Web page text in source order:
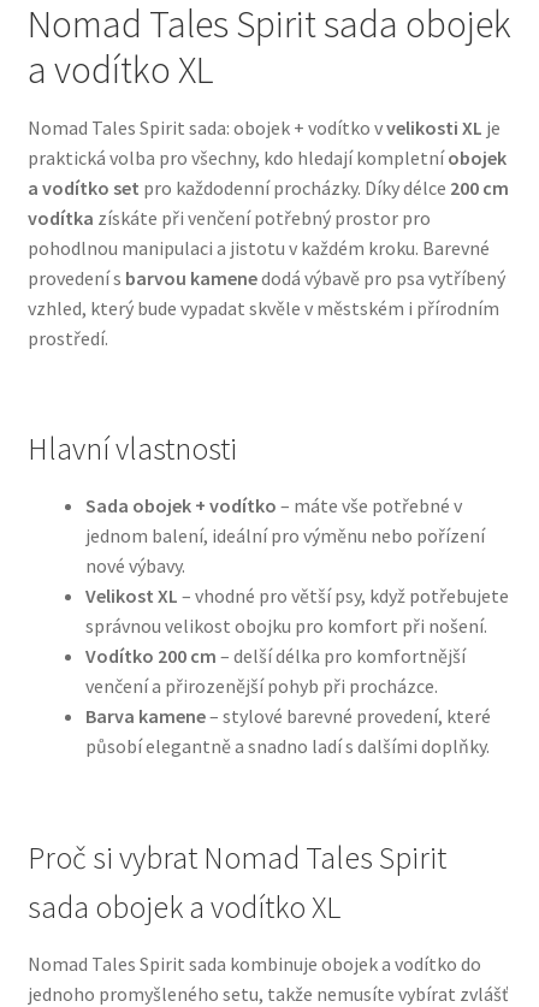
Bozita pro psy — Švédské krmivo s nordickou kvalitou
Brit pro psy
Granule pro psy
Natural Trainer pro psy — Italské krmivo s
přírodními složkami
Happy Dog — Německá kvalita a přirozené složení
Konzervy a kapsičky pro psy
N&D Farmina pro psy — Italské holistic krmivo
Oblečky pro psy
Pamlsky pro psy
Ortopedické pelíšky
Přepravky pro psy
Purizon pro psy — Vysoký obsah masa, bez obilovin
Nomad Tales Spirit sada obojek
a vodítko XL
Nomad Tales Spirit sada: obojek + vodítko vvelikosti XL je
praktická volba pro všechny, kdo hledají kompletníobojek
a vodítko set pro každodenní procházky. Díky délce 200 cm
vodítka získáte při venčení potřebný prostor pro
pohodlnou manipulaci a jistotu v každém kroku. Barevné
provedení s barvou kamenedodá výbavě pro psa vytříbený
vzhled, který bude vypadat skvěle v městském i přírodním
prostředí.
Hlavní vlastnosti
Sada obojek + vodítko – máte vše potřebné v
jednom balení, ideální pro výměnu nebo pořízení
nové výbavy.
Velikost XL – vhodné pro větší psy, když potřebujete
správnou velikost obojku pro komfort při nošení.
Vodítko 200 cm – delší délka pro komfortnější
venčení a přirozenější pohyb při procházce.
Barva kamene– stylové barevné provedení, které
působí elegantně a snadno ladí s dalšími doplňky.
Proč si vybrat Nomad Tales Spirit
sada obojek a vodítko XL
Nomad Tales Spirit sada kombinuje obojek a vodítko do
jednoho promyšleného setu, takže nemusíte vybírat zvlášť